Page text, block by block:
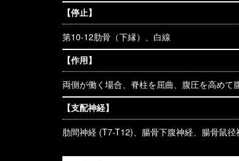
【停止】
第10-12肋骨（下縁）、白線
【作用】
両側が働く場合、脊柱を屈曲、腹圧を高め
【支配神経】
肋間神経 (T7-T12)、腸骨下腹神経、腸骨鼠径